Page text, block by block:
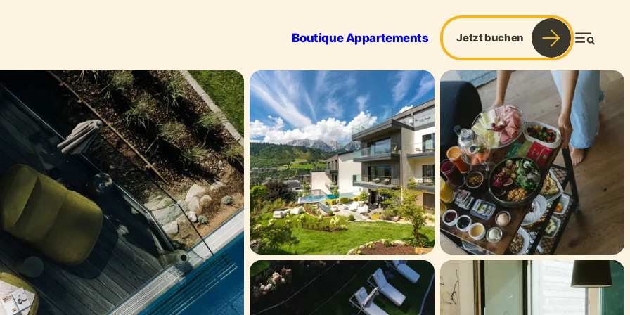
Boutique Appartements
Frühstück & more
Boutique Spa & more
Outdoor & SportUrlaub mit Hund
Services
Jetzt buchen Menü